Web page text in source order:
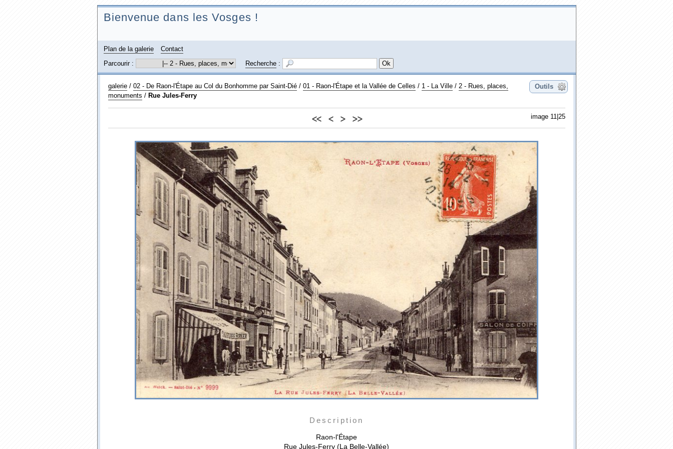
Bienvenue dans les Vosges !
Plan de la galerie
Contact
Parcourir :
Recherche:
Outils
galerie/ 02 - De Raon-l'Étape au Col du Bonhomme par Saint-Dié/ 01 - Raon-l'Étape et la Vallée de Celles / 1 - La Ville/ 2 - Rues, places,
monuments / Rue Jules-Ferry
image 11|25
<< < > >>
Description
Raon-l'Étape
Rue Jules-Ferry (La Belle-Vallée)